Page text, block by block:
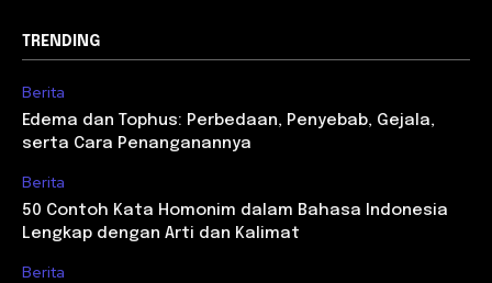
TRENDING
Berita
Edema dan Tophus: Perbedaan, Penyebab, Gejala,
serta Cara Penanganannya
Berita
50 Contoh Kata Homonim dalam Bahasa Indonesia
Lengkap dengan Arti dan Kalimat
Berita